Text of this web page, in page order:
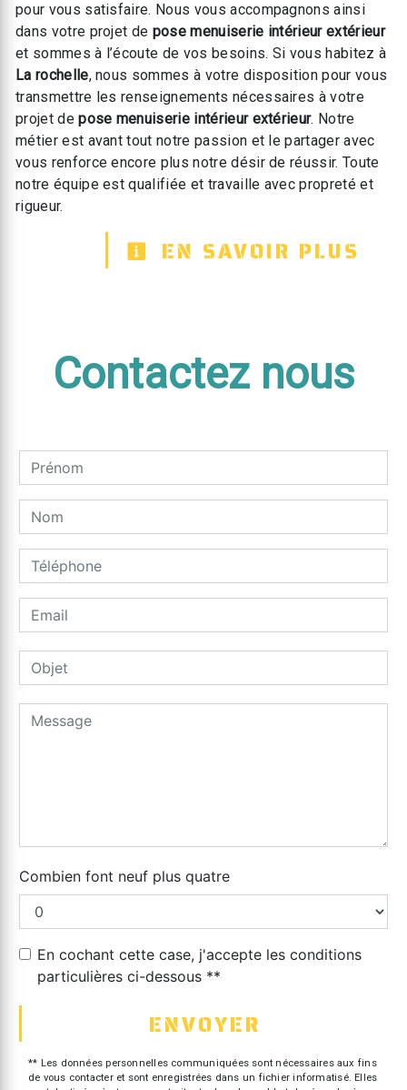
pour vous satisfaire. Nous vous accompagnons ainsi
dans votre projet de pose menuiserie intérieur extérieur
et sommes à l’écoute de vos besoins. Si vous habitez à
La rochelle, nous sommes à votre disposition pour vous
transmettre les renseignements nécessaires à votre
projet depose menuiserie intérieur extérieur. Notre
métier est avant tout notre passion et le partager avec
vous renforce encore plus notre désir de réussir. Toute
notre équipe est qualifiée et travaille avec propreté et
rigueur.
EN SAVOIR PLUS
Contactez nous
Combien font neuf plus quatre
En cochant cette case, j'accepte les conditions
particulières ci-dessous **
ENVOYER
** Les données personnelles communiquées sont nécessaires aux fins
de vous contacter et sont enregistrées dans un fichier informatisé. Elles